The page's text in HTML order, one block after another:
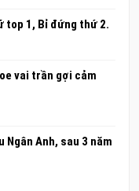
top 1, Bỉ đứng thứ 2.
vai trần gợi cảm
Ngân Anh, sau 3 năm